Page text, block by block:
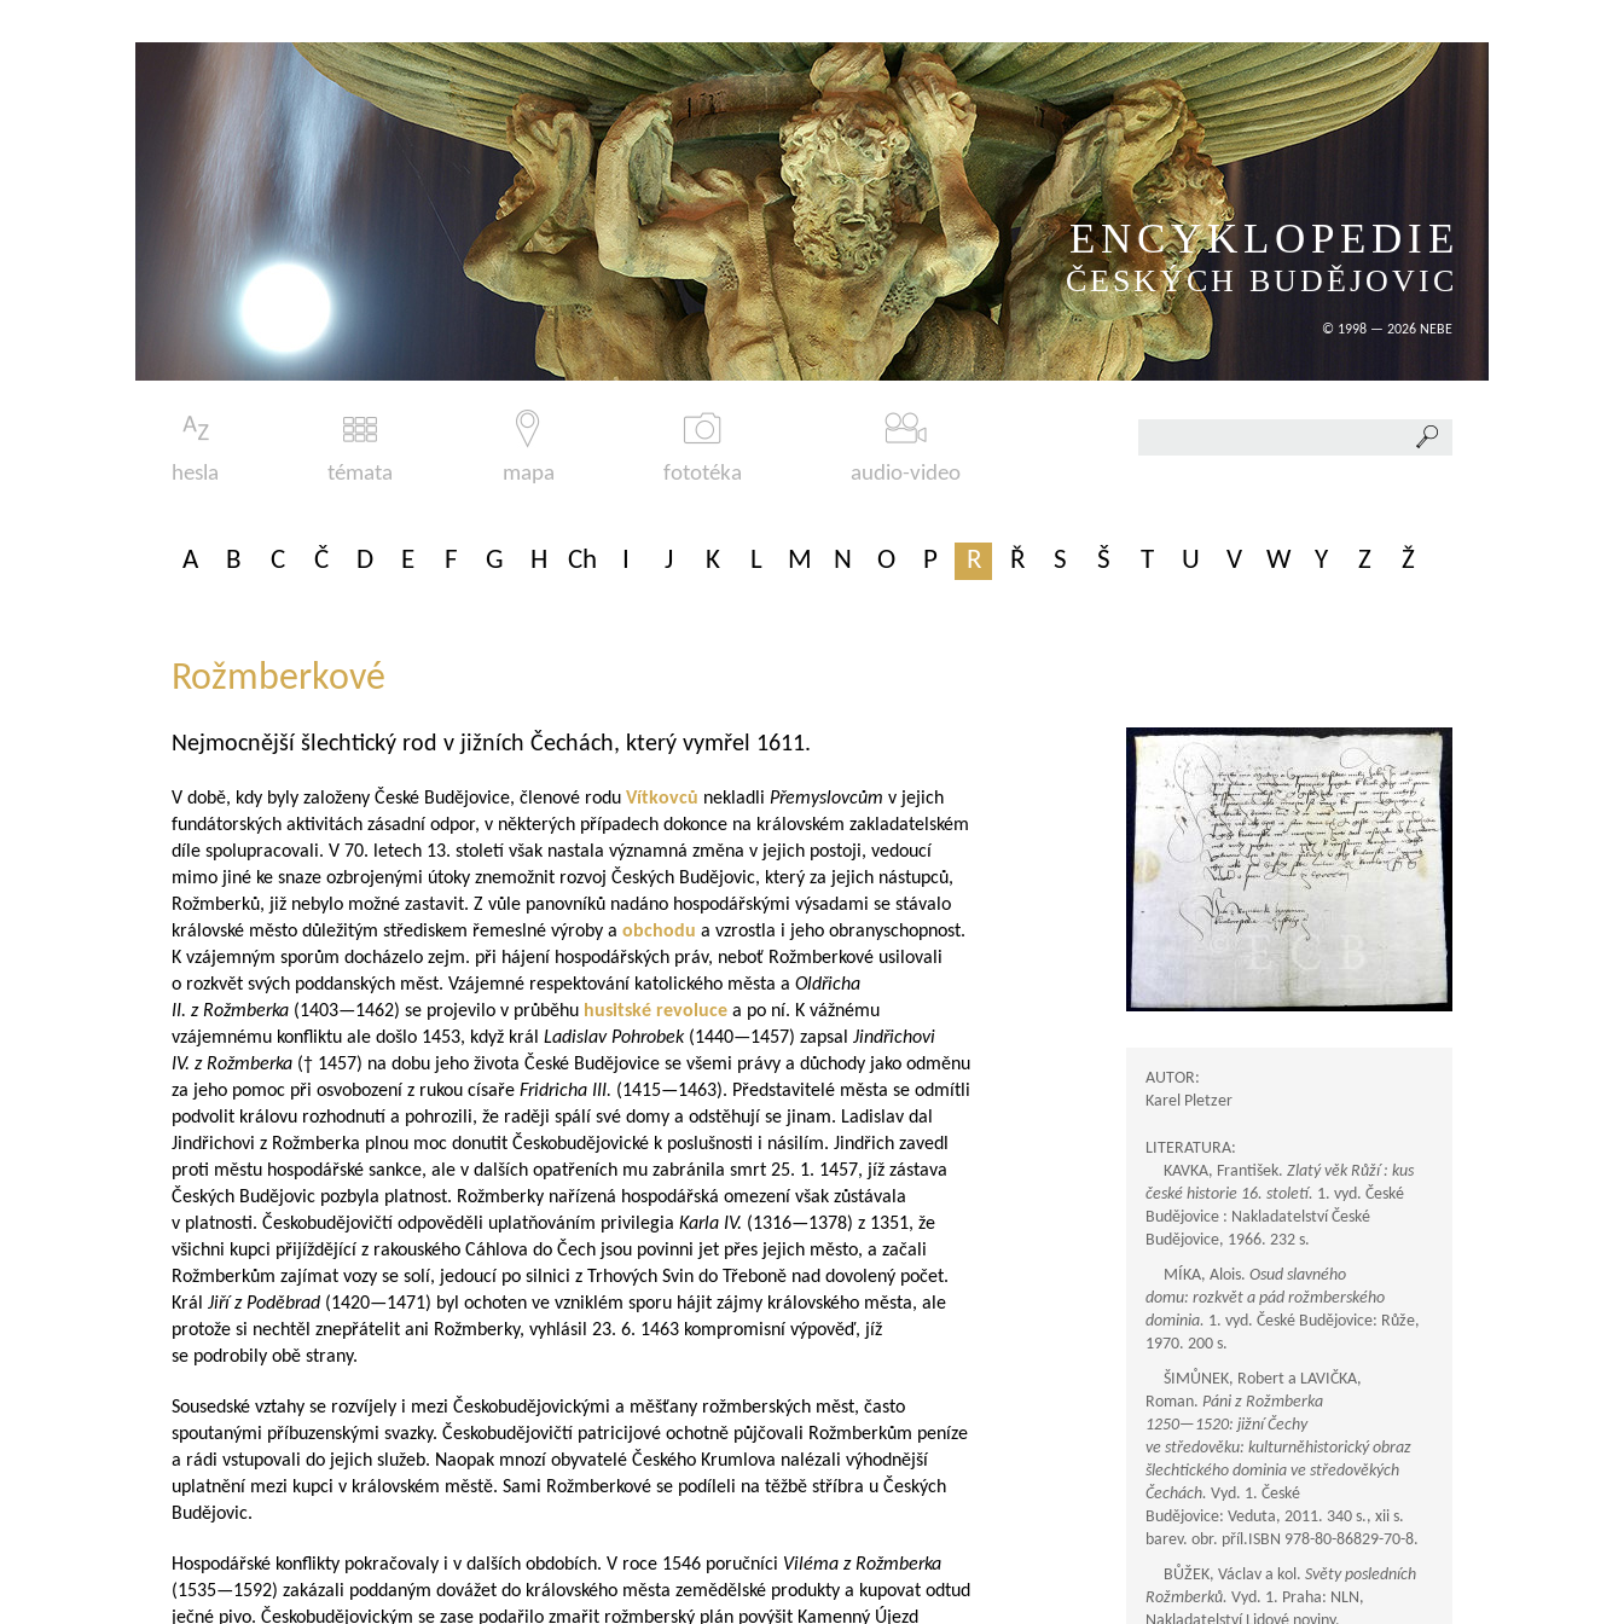
ENCYKLOPEDIE
ČESKÝCH BUDĚJOVIC
© 1998 — 2026 NEBE
hesla témata mapa fototéka audio-video
A B C Č D E F G H Ch I J K L M N O P R Ř S Š T U V W Y Z Ž
Rožmberkové
Nejmocnější šlechtický rod v jižních Čechách, který vymřel 1611.
V době, kdy byly založeny České Budějovice, členové rodu Vítkovců nekladli Přemyslovcům v jejich
fundátorských aktivitách zásadní odpor, v některých případech dokonce na královském zakladatelském
díle spolupracovali. V 70. letech 13. století však nastala významná změna v jejich postoji, vedoucí
mimo jiné ke snaze ozbrojenými útoky znemožnit rozvoj Českých Budějovic, který za jejich nástupců,
Rožmberků, již nebylo možné zastavit. Z vůle panovníků nadáno hospodářskými výsadami se stávalo
královské město důležitým střediskem řemeslné výroby a obchodu a vzrostla i jeho obranyschopnost.
K vzájemným sporům docházelo zejm. při hájení hospodářských práv, neboť Rožmberkové usilovali
o rozkvět svých poddanských měst. Vzájemné respektování katolického města a Oldřicha
II. z Rožmberka (1403—1462) se projevilo v průběhu husitské revoluce a po ní. K vážnému
vzájemnému konfliktu ale došlo 1453, když král Ladislav Pohrobek(1440—1457) zapsal Jindřichovi
IV. z Rožmberka († 1457) na dobu jeho života České Budějovice se všemi právy a důchody jako odměnu
za jeho pomoc při osvobození z rukou císaře Fridricha III. (1415—1463). Představitelé města se odmítli
podvolit královu rozhodnutí a pohrozili, že raději spálí své domy a odstěhují se jinam. Ladislav dal
Jindřichovi z Rožmberka plnou moc donutit Českobudějovické k poslušnosti i násilím. Jindřich zavedl
proti městu hospodářské sankce, ale v dalších opatřeních mu zabránila smrt 25. 1. 1457, jíž zástava
Českých Budějovic pozbyla platnost. Rožmberky nařízená hospodářská omezení však zůstávala
v platnosti. Českobudějovičtí odpověděli uplatňováním privilegia Karla IV. (1316—1378) z 1351, že
všichni kupci přijíždějící z rakouského Cáhlova do Čech jsou povinni jet přes jejich město, a začali
Rožmberkům zajímat vozy se solí, jedoucí po silnici z Trhových Svin do Třeboně nad dovolený počet.
Král Jiří z Poděbrad (1420—1471) byl ochoten ve vzniklém sporu hájit zájmy královského města, ale
protože si nechtěl znepřátelit ani Rožmberky, vyhlásil 23. 6. 1463 kompromisní výpověď, jíž
se podrobily obě strany.
Sousedské vztahy se rozvíjely i mezi Českobudějovickými a měšťany rožmberských měst, často
spoutanými příbuzenskými svazky. Českobudějovičtí patricijové ochotně půjčovali Rožmberkům peníze
a rádi vstupovali do jejich služeb. Naopak mnozí obyvatelé Českého Krumlova nalézali výhodnější
uplatnění mezi kupci v královském městě. Sami Rožmberkové se podíleli na těžbě stříbra u Českých
Budějovic.
Hospodářské konflikty pokračovaly i v dalších obdobích. V roce 1546 poručníci Viléma z Rožmberka
(1535—1592) zakázali poddaným dovážet do královského města zemědělské produkty a kupovat odtud
ječné pivo. Českobudějovickým se zase podařilo zmařit rožmberský plán povýšit Kamenný Újezd
AUTOR:
Karel Pletzer
LITERATURA:
KAVKA, František. Zlatý věk Růží : kus
české historie 16. století. 1. vyd. České
Budějovice : Nakladatelství České
Budějovice, 1966. 232 s.
MÍKA, Alois. Osud slavného
domu: rozkvět a pád rožmberského
dominia. 1. vyd. České Budějovice: Růže,
1970. 200 s.
ŠIMŮNEK, Robert a LAVIČKA,
Roman. Páni z Rožmberka
1250—1520: jižní Čechy
ve středověku: kulturněhistorický obraz
šlechtického dominia ve středověkých
Čechách. Vyd. 1. České
Budějovice: Veduta, 2011. 340 s., xii s.
barev. obr. příl.ISBN 978-80-86829-70-8.
BŮŽEK, Václav a kol. Světy posledních
Rožmberků. Vyd. 1. Praha: NLN,